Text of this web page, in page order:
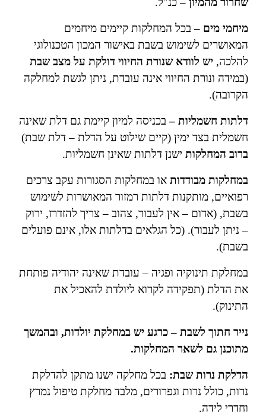
מיחמי מים– בכל המחלקות קיימים מיחמים
המאושרים לשימוש בשבת באישור המכון הטכנולוגי
להלכה, יש לוודא שנורת החיווי דולקת על מצב שבת
(במידה ונורת החיווי אינה עובדת, ניתן לגשת למחלקה
הקרובה).
דלתות חשמליות –בכניסה למיון קיימת גם דלת שאינה
חשמלית בצד ימין (קיים שילוט על הדלת – דלת שבת)
ברוב המחלקות ישנן דלתות שאינן חשמליות.
במחלקות מבודדות או במחלקות הסגורות עקב צרכים
רפואיים, מותקנות דלתות רמזור המאושרות לשימוש
בשבת, (אדום – אין לעבור, צהוב – צריך להזדרז, ירוק
– ניתן לעבור). (כל הגלאים בדלתות אלו, אינם פועלים
בשבת).
במחלקת תינוקיה ופגיה – עובדת שאינה יהודיה פותחת
את הדלת (תפקידה לקרוא ליולדת להאכיל את
התינוק).
נייר חתוך לשבת – כרגע יש במחלקת יולדות, ובהמשך
מתוכנן גם לשאר המחלקות.
הדלקת נרות שבת:בכל מחלקה ישנו מתקן להדלקת
נרות, כולל נרות וגפרורים, מלבד מחלקת טיפול נמרץ
וחדרי לידה.